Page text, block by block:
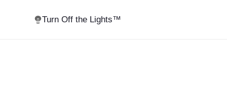
Turn Off the Lights™